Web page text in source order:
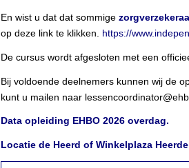
En wist u dat dat sommige
op deze link te klikken. https://
De cursus wordt afgesloten met een
Bij voldoende deelnemers kunnen wij de
kunt u mailen naar
Data opleiding EHBO 2026 overdag.
Locatie de Heerd of Winkelplaza Heerde